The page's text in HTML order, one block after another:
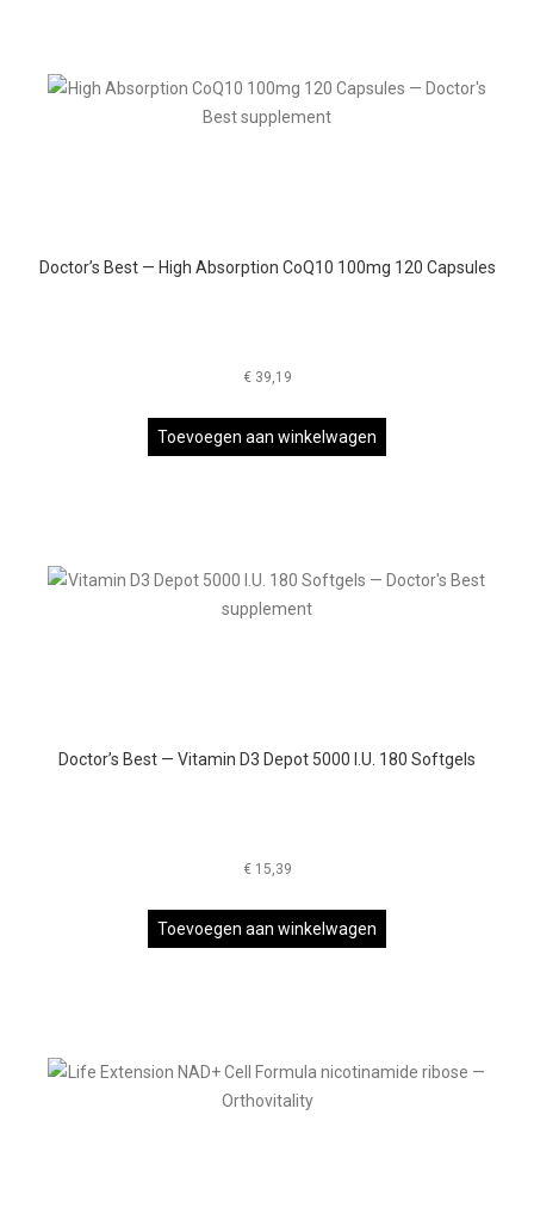
Doctor’s Best — High Absorption CoQ10 100mg 120 Capsules
€39,19
Toevoegen aan winkelwagen
Doctor’s Best — Vitamin D3 Depot 5000 I.U. 180 Softgels
€15,39
Toevoegen aan winkelwagen